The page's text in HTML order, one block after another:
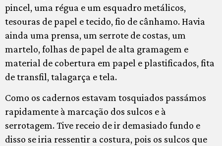
pincel, uma régua e um esquadro metálicos,
tesouras de papel e tecido, fio de cânhamo. Havia
ainda uma prensa, um serrote de costas, um
martelo, folhas de papel de alta gramagem e
material de cobertura em papel e plastificados, fita
de transfil, talagarça e tela.
Como os cadernos estavam tosquiados passámos
rapidamente à marcação dos sulcos e à
serrotagem. Tive receio de ir demasiado fundo e
disso se iria ressentir a costura, pois os sulcos que